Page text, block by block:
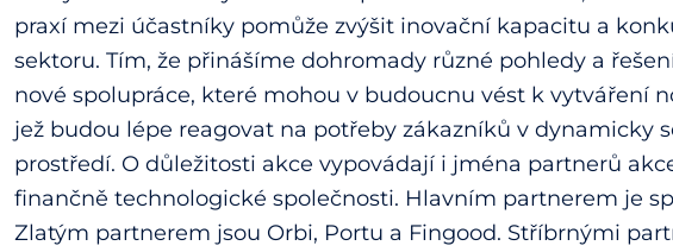
praxí mezi účastníky pomůže zvýšit inovační kapacitu a
sektoru. Tím, že přinášíme dohromady různé pohledy a
nové spolupráce, které mohou v budoucnu vést k vytváření
jež budou lépe reagovat na potřeby zákazníků v dynamicky
prostředí. O důležitosti akce vypovádají i jména partnerů
finančně technologické společnosti. Hlavním partnerem je
Zlatým partnerem jsou Orbi, Portu a Fingood. Stříbrnými